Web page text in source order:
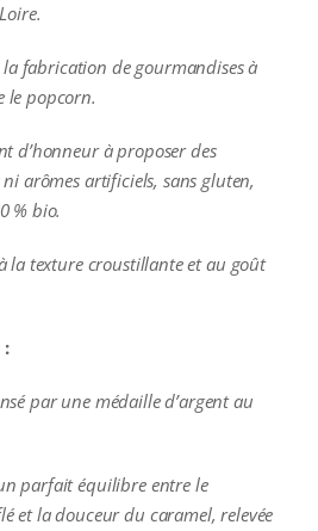
la fabrication de gourmandises à
le popcorn.
d’honneur à proposer des
arômes artificiels, sans gluten,
% bio.
la texture croustillante et au goût
:
par une médaille d’argent au
parfait équilibre entre le
et la douceur du caramel, relevée